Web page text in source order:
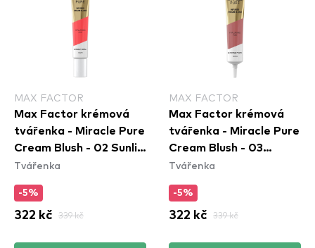
MAX FACTOR
Max Factor krémová
tvářenka - Miracle Pure
Cream Blush - 02 Sunlit
Coral
Tvářenka
-5%
322 kč 339 kč
MAX FACTOR
Max Factor krémová
tvářenka - Miracle Pure
Cream Blush - 03
Vintage Peony
Tvářenka
-5%
322 kč 339 kč